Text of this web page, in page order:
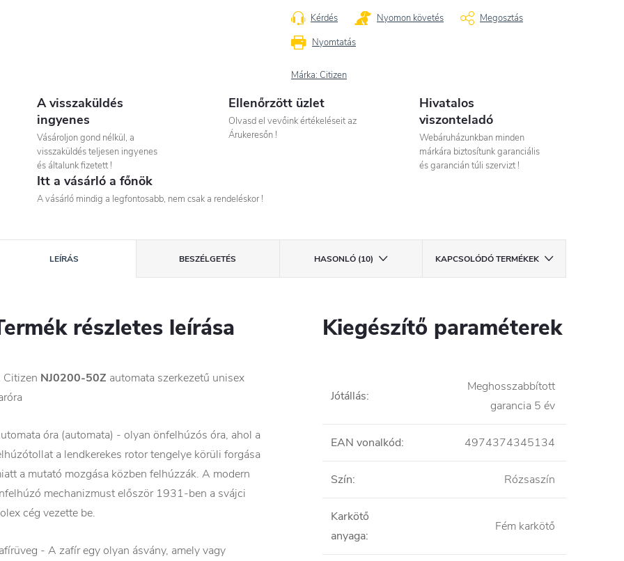
Nyomtatás
Kérdés Nyomon követés Megosztás
Márka: Citizen
A visszaküldés
ingyenes
Vásároljon gond nélkül, a
visszaküldés teljesen ingyenes
és általunk fizetett !
Ellenőrzött üzlet
Olvasd el vevőink értékeléseit az
Árukeresőn !
Hivatalos
viszonteladó
Webáruházunkban minden
márkára biztosítunk garanciális
és garancián túli szervizt !
Itt a vásárló a főnök
A vásárló mindig a legfontosabb, nem csak a rendeléskor !
LEÍRÁS BESZÉLGETÉS HASONLÓ (10) KAPCSOLÓDÓ TERMÉKEK
részletes leírása
Citizen NJ0200-50Z automata szerkezetű unisex
óra (automata) - olyan önfelhúzós óra, ahol a
a lendkerekes rotor tengelye körüli forgása
a mutató mozgása közben felhúzzák. A modern
mechanizmust először 1931-ben a svájci
cég vezette be.
- A zafír egy olyan ásvány, amely vagy
Kiegészítő paraméterek
Jótállás:
Meghosszabbított
garancia 5 év
EAN vonalkód: 4974374345134
Szín: Rózsaszín
Karkötő
anyaga:
Fém karkötő